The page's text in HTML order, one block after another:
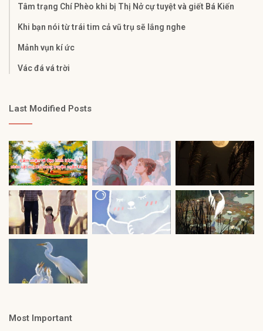
Tâm trạng Chí Phèo khi bị Thị Nở cự tuyệt và giết Bá Kiến
Khi bạn nói từ trái tim cả vũ trụ sẽ lắng nghe
Mảnh vụn kí ức
Vác đá vá trời
Last Modified Posts
Most Important